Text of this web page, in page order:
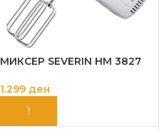
МИКСЕР SEVERIN HM 3827
1.299 ден
ДОДАЈ ВО КОШНИЦА